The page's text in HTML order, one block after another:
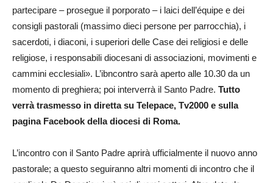
partecipare – prosegue il porporato – i laici dell’équipe e dei
consigli pastorali (massimo dieci persone per parrocchia), i
sacerdoti, i diaconi, i superiori delle Case dei religiosi e delle
religiose, i responsabili diocesani di associazioni, movimenti e
cammini ecclesiali». L’ibncontro sarà aperto alle 10.30 da un
momento di preghiera; poi interverrà il Santo Padre. Tutto
verrà trasmesso in diretta su Telepace, Tv2000 e sulla
pagina Facebook della diocesi di Roma.
L’incontro con il Santo Padre aprirà ufficialmente il nuovo anno
pastorale; a questo seguiranno altri momenti di incontro che il